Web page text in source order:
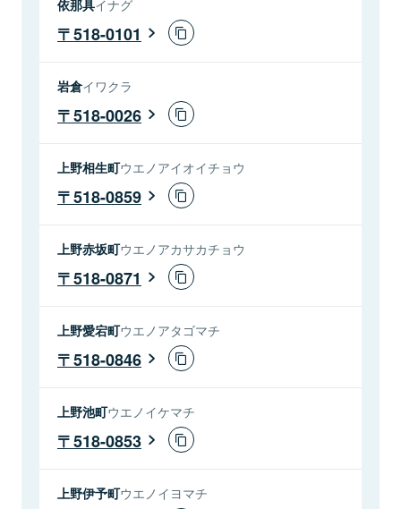
依那具イナグ
518-0101
岩倉イワクラ
518-0026
上野相生町ウエノアイオイチョウ
518-0859
上野赤坂町ウエノアカサカチョウ
518-0871
上野愛宕町ウエノアタゴマチ
518-0846
上野池町ウエノイケマチ
518-0853
上野伊予町ウエノイヨマチ